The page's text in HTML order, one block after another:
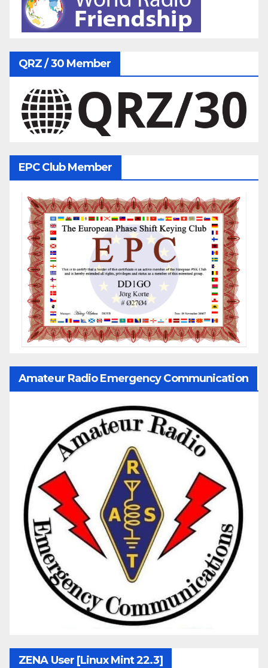
QRZ / 30 Member
EPC Club Member
Amateur Radio Emergency Communication
ZENA User [Linux Mint 22.3]